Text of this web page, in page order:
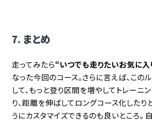
7. まとめ
走ってみたら“いつでも走りたいお気に入
なった今回のコース。さらに言えば、この
して、もっと登り区間を増やしてトレーニ
り、距離を伸ばしてロングコース化したり
うにカスタマイズできるのも良いところ。